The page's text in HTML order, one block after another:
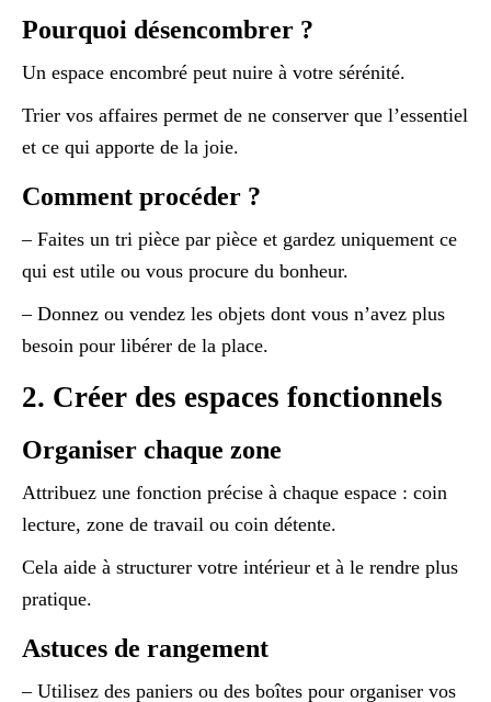
Pourquoi désencombrer ?
Un espace encombré peut nuire à votre sérénité.
Trier vos affaires permet de ne conserver que l’essentiel
et ce qui apporte de la joie.
Comment procéder ?
– Faites un tri pièce par pièce et gardez uniquement ce
qui est utile ou vous procure du bonheur.
– Donnez ou vendez les objets dont vous n’avez plus
besoin pour libérer de la place.
2. Créer des espaces fonctionnels
Organiser chaque zone
Attribuez une fonction précise à chaque espace : coin
lecture, zone de travail ou coin détente.
Cela aide à structurer votre intérieur et à le rendre plus
pratique.
Astuces de rangement
– Utilisez des paniers ou des boîtes pour organiser vos